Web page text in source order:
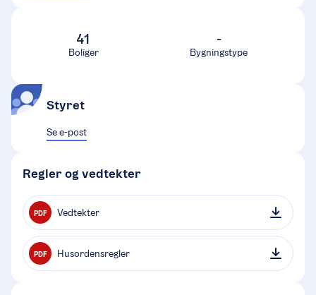
41
Boliger
-
Bygningstype
Styret
Se e-post
Regler og vedtekter
PDF Vedtekter
PDF Husordensregler